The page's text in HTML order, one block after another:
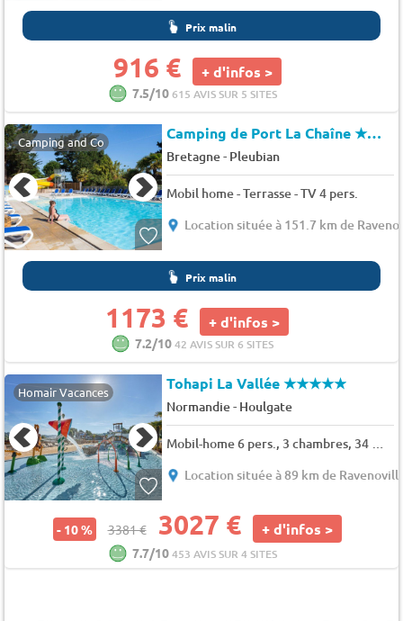
Prix malin
916 € + d'infos >
7.5/10615 AVIS SUR 5 SITES
Camping and Co Camping de Port La Chaîne★★★★
Bretagne- Pleubian
Mobil home - Terrasse - TV 4 pers.
Location située à 151.7 km de
Prix malin
1173 € + d'infos >
7.2/1042 AVIS SUR 6 SITES
Homair Vacances Tohapi La Vallée★★★★★
Normandie- Houlgate
Mobil-home 6 pers., 3 chambres, 34 m² - 36 m²
Location située à 89 km de
- 10 % 3381 € 3027 € + d'infos >
7.7/10453 AVIS SUR 4 SITES